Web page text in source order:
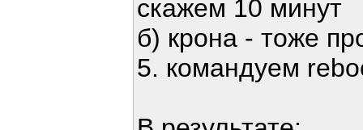
скажем 10 минут
б) крона - тоже
5. командуем